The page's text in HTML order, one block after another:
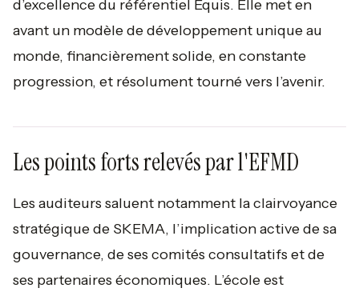
d’excellence du référentiel Equis. Elle met en
avant un modèle de développement unique au
monde, financièrement solide, en constante
progression, et résolument tourné vers l’avenir.
Les points forts relevés par l'EFMD
Les auditeurs saluent notamment la clairvoyance
stratégique de SKEMA, l’implication active de sa
gouvernance, de ses comités consultatifs et de
ses partenaires économiques. L’école est